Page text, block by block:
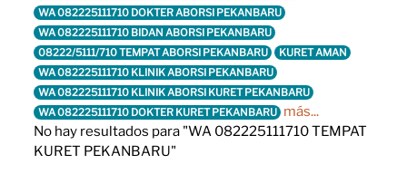
WA 082225111710 DOKTER ABORSI PEKANBARU
WA 082225111710 BIDAN ABORSI PEKANBARU
08222/5111/710 TEMPAT ABORSI PEKANBARU
KURET AMAN
WA 082225111710 KLINIK ABORSI PEKANBARU
WA 082225111710 KLINIK ABORSI KURET PEKANBARU
WA 082225111710 DOKTER KURET PEKANBARU más...
No hay resultados para "WA 082225111710 TEMPAT
KURET PEKANBARU"